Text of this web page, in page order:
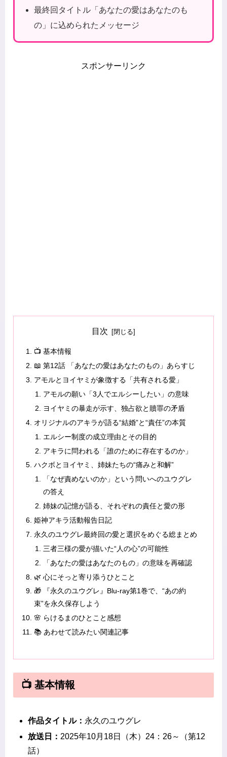
最終回タイトル「あなたの愛はあなたのも
の」に込められたメッセージ
スポンサーリンク
目次
📺 基本情報
📖 第12話 「あなたの愛はあなたのもの」あらすじ
アモルとヨイヤミが象徴する「共有される愛」
アモルの願い「3人でエルシーしたい」の意味
ヨイヤミの暴走が示す、独占欲と贖罪の矛盾
オリジナルのアキラが語る“結婚”と“責任”の本質
エルシー制度の成立理由とその目的
アキラに問われる「誰のために存在するのか」
ハクボとヨイヤミ、姉妹たちの“痛みと和解”
「なぜ責めないのか」という問いへのユウグレ
の答え
姉妹の記憶が語る、それぞれの責任と愛の形
姫神アキラ活動報告日記
永久のユウグレ最終回の愛と選択をめぐる総まとめ
三者三様の愛が描いた“人の心”の可能性
「あなたの愛はあなたのもの」の意味を再確認
🌿 心にそっと寄り添うひとこと
🎁 『永久のユウグレ』Blu-ray第1巻で、“あの約
束”を永久保存しよう
🌸 らけるまのひとこと感想
📚 あわせて読みたい関連記事
📺 基本情報
作品タイトル： 永久のユウグレ
放送日：2025年10月18日（木）24：26～（第12
話）